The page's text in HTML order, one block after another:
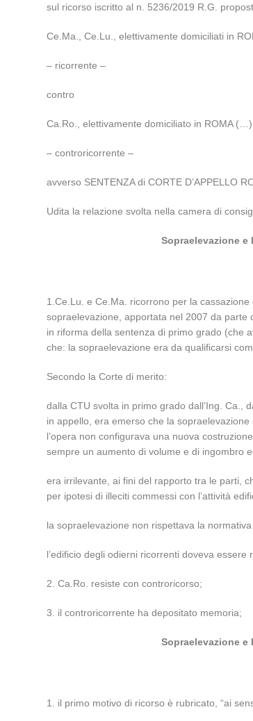
sul ricorso iscritto al n. 5236/2019 R.G.
Ce.Ma., Ce.Lu., elettivamente domiciliati in
– ricorrente –
contro
Ca.Ro., elettivamente domiciliato in ROMA
– controricorrente –
avverso SENTENZA di CORTE D’APPELLO
Udita la relazione svolta nella camera di
Sopraelevazione
1.Ce.Lu. e Ce.Ma. ricorrono per la
sopraelevazione, apportata nel 2007 da parte
in riforma della sentenza di primo grado (che
che: la sopraelevazione era da qualificarsi
Secondo la Corte di merito:
dalla CTU svolta in primo grado dall’Ing. Ca.,
in appello, era emerso che la
l’opera non configurava una nuova
sempre un aumento di volume e di ingombro
era irrilevante, ai fini del rapporto tra le parti,
per ipotesi di illeciti commessi con l’attività
la sopraelevazione non rispettava la
l’edificio degli odierni ricorrenti doveva
2. Ca.Ro. resiste con controricorso;
3. il controricorrente ha depositato memoria;
Sopraelevazione
1. il primo motivo di ricorso è rubricato, “ai